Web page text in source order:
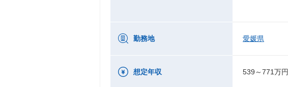
勤務地 愛媛県
想定年収 539～771万円